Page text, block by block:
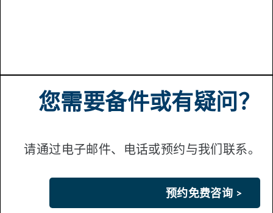
您需要备件或有疑问？
请通过电子邮件、电话或预约与我们联系。
预约免费咨询 >